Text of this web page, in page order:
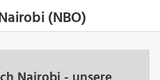
(NBO)